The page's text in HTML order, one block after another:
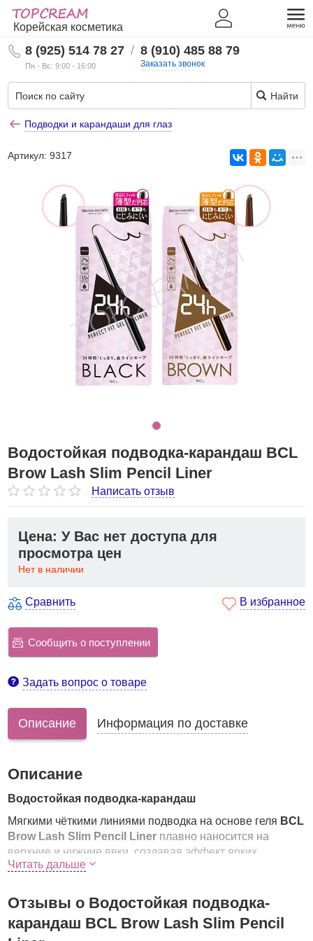
Корейская косметика
8 (925) 514 78 27
Пн - Вс: 9:00 - 16:00
/ 8 (910) 485 88 79
Заказать звонок
Найти
Подводки и карандаши для глаз
Артикул:9317
Водостойкая подводка-карандаш BCL
Brow Lash Slim Pencil Liner
Написать отзыв
Цена: У Вас нет доступа для
просмотра цен
Нет в наличии
Сравнить В избранное
Сообщить о поступлении
Задать вопрос о товаре
Описание Информация по доставке
Описание
Водостойкая подводка-карандаш
Мягкими чёткими линиями подводка на основе геля BCL
Brow Lash Slim Pencil Liner плавно наносится на
верхние и нижние веки, создавая эффект ярких
выразительных глаз. Подводка имеет очень нежную
осыпается и не скатывается в течение 24 часов! Макияж
Особенности продукта:
Читать дальше
Отзывы о Водостойкая подводка-
карандаш BCL Brow Lash Slim Pencil